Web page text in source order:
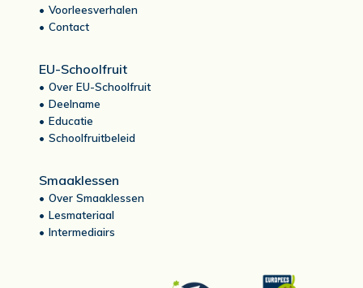
Voorleesverhalen
Contact
EU-Schoolfruit
Over EU-Schoolfruit
Deelname
Educatie
Schoolfruitbeleid
Smaaklessen
Over Smaaklessen
Lesmateriaal
Intermediairs